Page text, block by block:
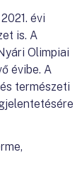
évi
is. A
Olimpiai
évibe. A
természeti